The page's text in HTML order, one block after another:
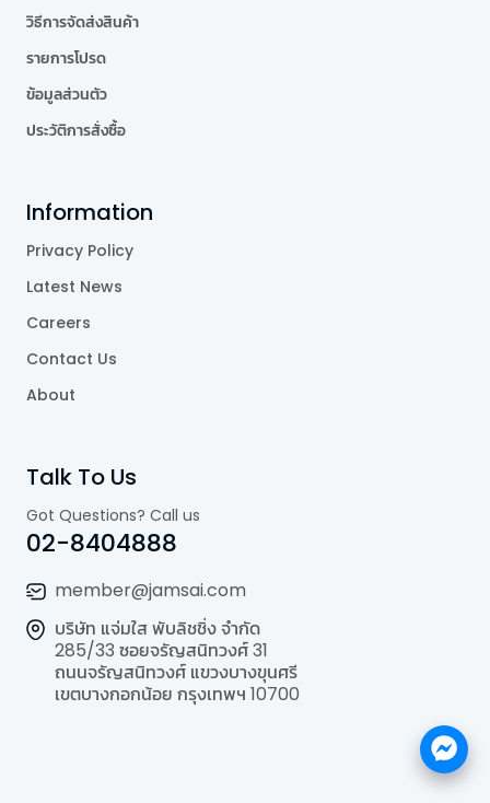
วิธีการจัดส่งสินค้า
รายการโปรด
ข้อมูลส่วนตัว
ประวัติการสั่งซื้อ
Information
Privacy Policy
Latest News
Careers
Contact Us
About
Talk To Us
Got Questions? Call us
02-8404888
member@jamsai.com
บริษัท แจ่มใส พับลิชชิ่ง จำกัด
285/33 ซอยจรัญสนิทวงศ์ 31
ถนนจรัญสนิทวงศ์ แขวงบางขุนศรี
เขตบางกอกน้อย กรุงเทพฯ 10700